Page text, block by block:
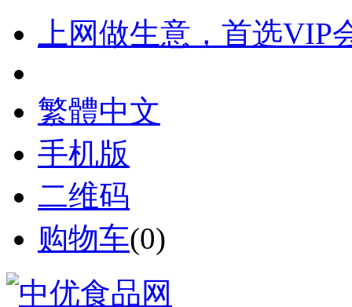
上网做生意，首选VIP
繁體中文
手机版
二维码
购物车(0)